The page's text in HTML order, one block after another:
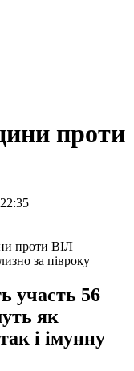
проти
за півроку
участь 56
як
і імунну